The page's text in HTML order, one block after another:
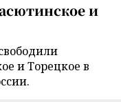
и
и Торецкое в